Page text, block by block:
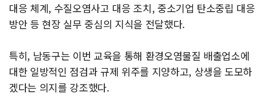
대응 체계, 수질오염사고 대응 조치, 중소기업 탄소중립 대응
방안 등 현장 실무 중심의 지식을 전달했다.
특히, 남동구는 이번 교육을 통해 환경오염물질 배출업소에
대한 일방적인 점검과 규제 위주를 지양하고, 상생을 도모하
겠다는 의지를 강조했다.